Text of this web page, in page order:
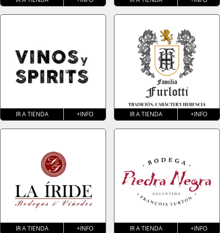
IR A TIENDA +INFO IR A TIENDA +INFO
IR A TIENDA +INFO IR A TIENDA +INFO